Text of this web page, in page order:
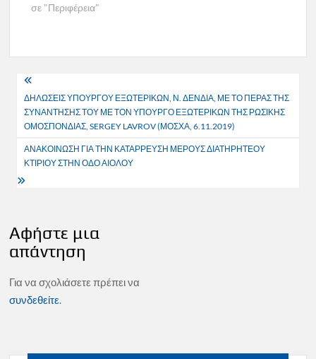
σε "Περιφέρεια"
Πλοήγηση
άρθρων
ΔΗΛΩΣΕΙΣ ΥΠΟΥΡΓΟΥ ΕΞΩΤΕΡΙΚΩΝ, Ν. ΔΕΝΔΙΑ, ΜΕ ΤΟ ΠΕΡΑΣ ΤΗΣ
ΣΥΝΑΝΤΗΣΗΣ ΤΟΥ ΜΕ ΤΟΝ ΥΠΟΥΡΓΟ ΕΞΩΤΕΡΙΚΩΝ ΤΗΣ ΡΩΣΙΚΗΣ
ΟΜΟΣΠΟΝΔΙΑΣ, SERGEY LAVROV (ΜΟΣΧΑ, 6.11.2019)
ΑΝΑΚΟΙΝΩΣΗ ΓΙΑ ΤΗΝ ΚΑΤΑΡΡΕΥΣΗ ΜΕΡΟΥΣ ΔΙΑΤΗΡΗΤΕΟΥ
ΚΤΙΡΙΟΥ ΣΤΗΝ ΟΔΟ ΑΙΟΛΟΥ
Αφήστε μια
απάντηση
Για να σχολιάσετε πρέπει να
συνδεθείτε.